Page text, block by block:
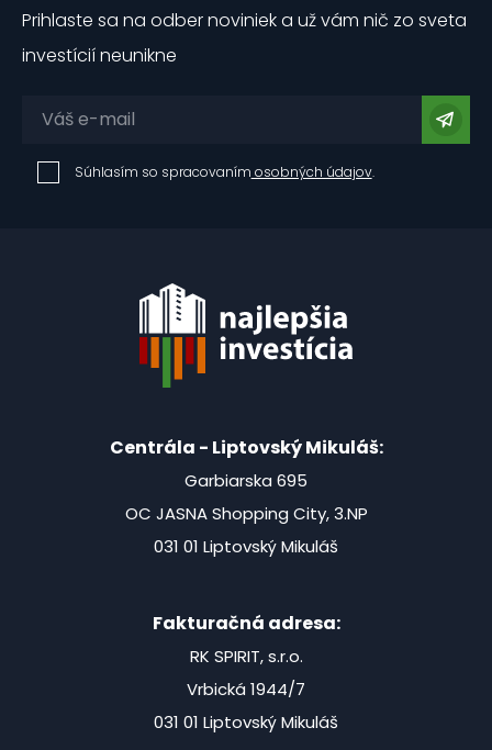
Prihlaste sa na odber noviniek a už vám nič zo sveta
investícií neunikne
Súhlasím so spracovaním osobných údajov.
Centrála - Liptovský Mikuláš:
Garbiarska 695
OC JASNA Shopping City, 3.NP
031 01 Liptovský Mikuláš
Fakturačná adresa:
RK SPIRIT, s.r.o.
Vrbická 1944/7
031 01 Liptovský Mikuláš